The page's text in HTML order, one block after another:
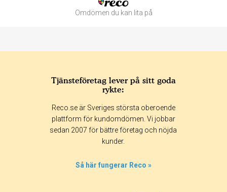
Omdömen du kan lita på
365 dagar 90 dagar
30 dagar
Tjänsteföretag lever på sitt goda
rykte:
Reco.se är Sveriges största oberoende
plattform för kundomdömen. Vi jobbar
sedan 2007 för bättre företag och nöjda
kunder.
Så här fungerar Reco »